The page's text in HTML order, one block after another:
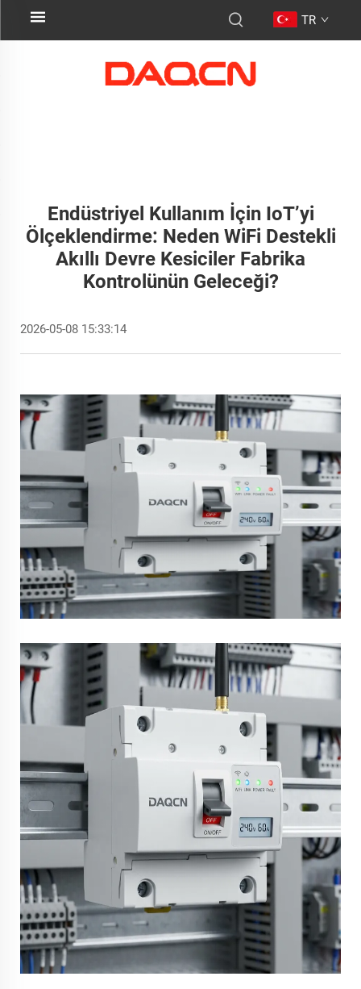
TR
Endüstriyel Kullanım İçin IoT’yi
Ölçeklendirme: Neden WiFi Destekli
Akıllı Devre Kesiciler Fabrika
Kontrolünün Geleceği?
2026-05-08 15:33:14